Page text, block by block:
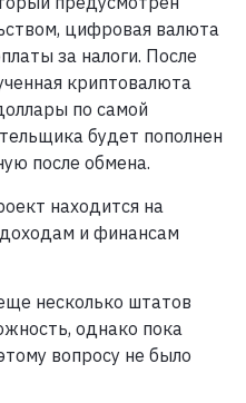
цифровая валюта
за налоги. После
криптовалюта
по самой
будет пополнен
после обмена.
находится на
и финансам
несколько штатов
однако пока
вопросу не было